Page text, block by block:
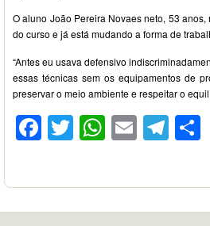
O aluno João Pereira Novaes neto, 53
do curso e já está mudando a forma de
“Antes eu usava defensivo
essas técnicas sem os equipamentos de
preservar o meio ambiente e respeitar o
Facebook
Twitter
WhatsApp
Email